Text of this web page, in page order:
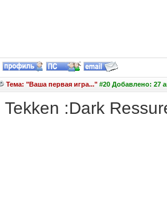
Тема: "Ваша первая игра..."#20 Добавлено: 27
Tekken :Dark